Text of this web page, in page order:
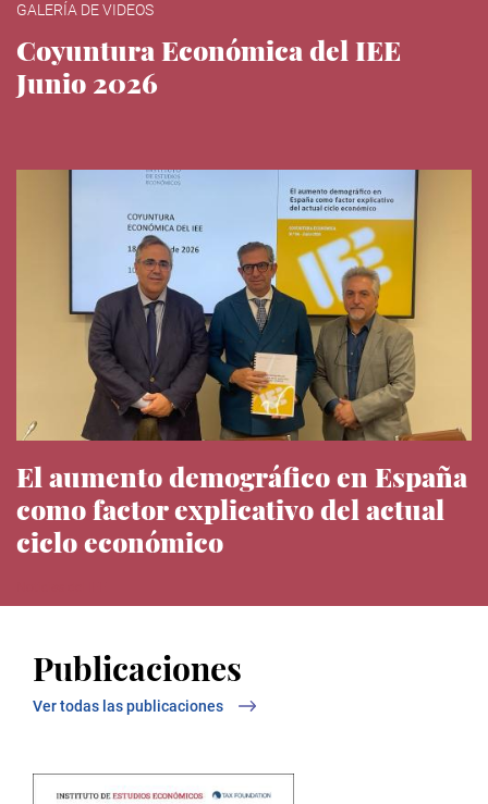
GALERÍA DE VIDEOS
Coyuntura Económica del IEE
Junio 2026
El aumento demográfico en España
como factor explicativo del actual
ciclo económico
Publicaciones
Ver todas las publicaciones